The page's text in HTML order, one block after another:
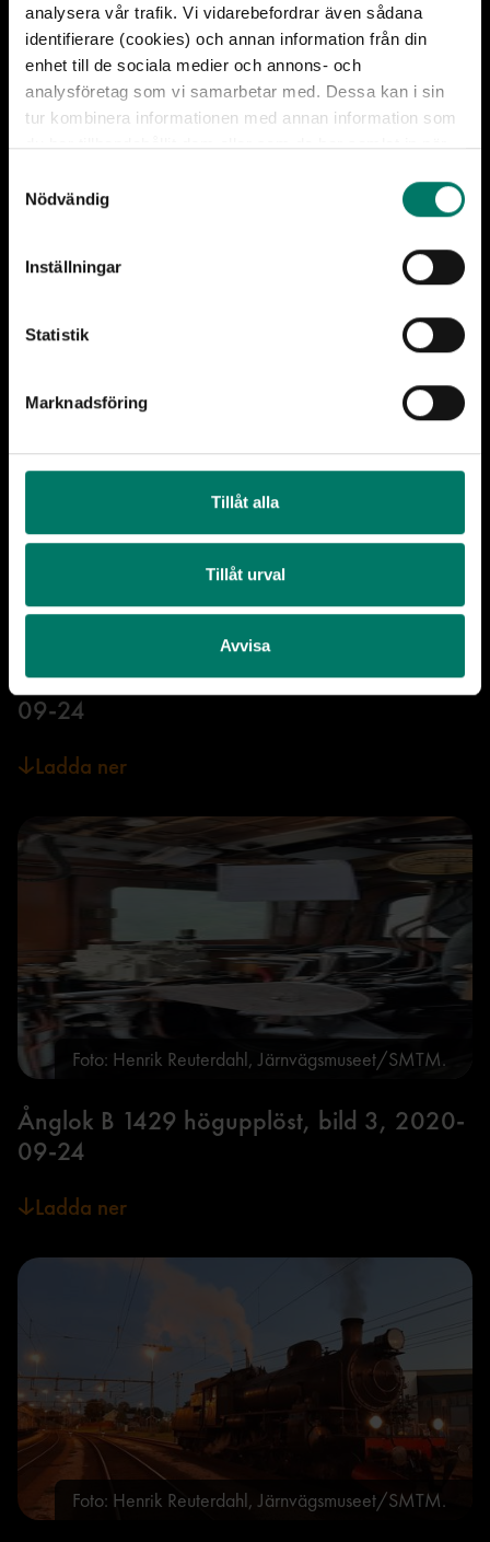
analysera vår trafik. Vi vidarebefordrar även sådana
identifierare (cookies) och annan information från din
enhet till de sociala medier och annons- och
analysföretag som vi samarbetar med. Dessa kan i sin
tur kombinera informationen med annan information som
du har tillhandahållit dem eller som de har samlat in när
sidancookies
Nödvändig
Inställningar
Statistik
Marknadsföring
Tillåt alla
Tillåt urval
Avvisa
09-24
Foto: Henrik Reuterdahl, Järnvägsmuseet/SMTM
Ladda ner
Ånglok B 1429 högupplöst, bild 2, 2020-
09-24
Foto: Henrik Reuterdahl, Järnvägsmuseet/SMTM
Ladda ner
Ånglok B 1429 högupplöst, bild 3, 2020-
09-24
Foto: Henrik Reuterdahl, Järnvägsmuseet/SMTM.
Ladda ner
Foto: Henrik Reuterdahl, Järnvägsmuseet/SMTM.